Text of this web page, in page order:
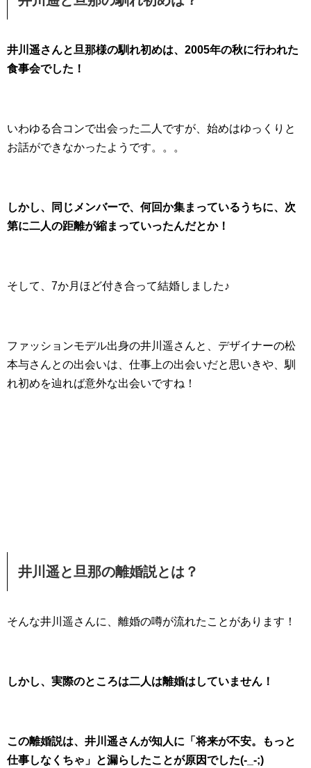
井川遥さんと旦那様の馴れ初めは、2005年の秋に行われた
食事会でした！
いわゆる合コンで出会った二人ですが、始めはゆっくりと
お話ができなかったようです。。。
しかし、同じメンバーで、何回か集まっているうちに、次
第に二人の距離が縮まっていったんだとか！
そして、7か月ほど付き合って結婚しました♪
ファッションモデル出身の井川遥さんと、デザイナーの松
本与さんとの出会いは、仕事上の出会いだと思いきや、馴
れ初めを辿れば意外な出会いですね！
井川遥と旦那の離婚説とは？
そんな井川遥さんに、離婚の噂が流れたことがあります！
しかし、実際のところは二人は離婚はしていません！
この離婚説は、井川遥さんが知人に「将来が不安。もっと
仕事しなくちゃ」と漏らしたことが原因でした(-_-;)